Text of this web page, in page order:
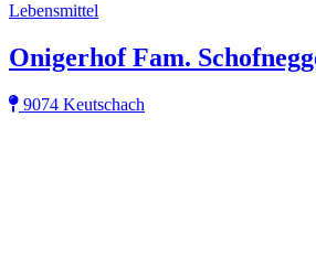
Lebensmittel
Onigerhof Fam.
9074 Keutschach